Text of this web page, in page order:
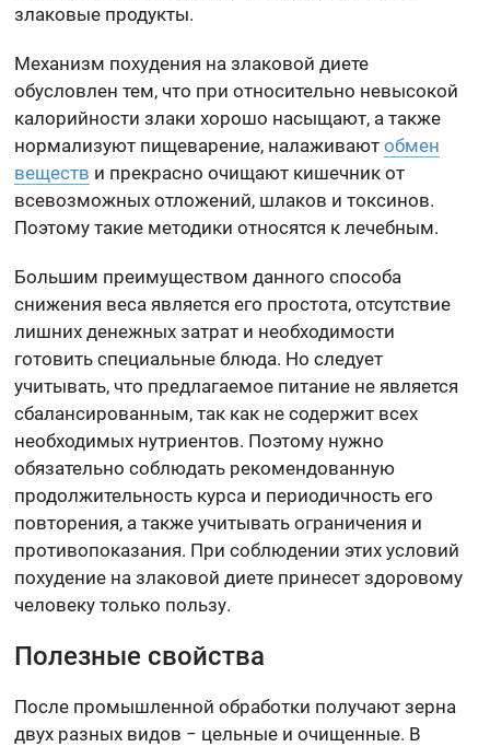
злаковые продукты.
Механизм похудения на злаковой диете
обусловлен тем, что при относительно невысокой
калорийности злаки хорошо насыщают, а также
нормализуют пищеварение, налаживаютобмен
веществ и прекрасно очищают кишечник от
всевозможных отложений, шлаков и токсинов.
Поэтому такие методики относятся к лечебным.
Большим преимуществом данного способа
снижения веса является его простота, отсутствие
лишних денежных затрат и необходимости
готовить специальные блюда. Но следует
учитывать, что предлагаемое питание не является
сбалансированным, так как не содержит всех
необходимых нутриентов. Поэтому нужно
обязательно соблюдать рекомендованную
продолжительность курса и периодичность его
повторения, а также учитывать ограничения и
противопоказания. При соблюдении этих условий
похудение на злаковой диете принесет здоровому
человеку только пользу.
Полезные свойства
После промышленной обработки получают зерна
двух разных видов − цельные и очищенные. В